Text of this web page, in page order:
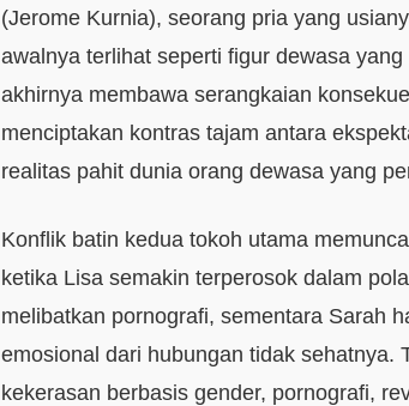
(Jerome Kurnia), seorang pria yang
awalnya terlihat seperti figur dewasa
akhirnya membawa serangkaian
menciptakan kontras tajam antara
realitas pahit dunia orang dewasa yang
Konflik batin kedua tokoh utama
ketika Lisa semakin terperosok dalam
melibatkan pornografi, sementara Sarah
emosional dari hubungan tidak sehatnya.
kekerasan berbasis gender, pornografi,